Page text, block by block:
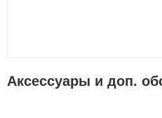
Аксессуары и доп.